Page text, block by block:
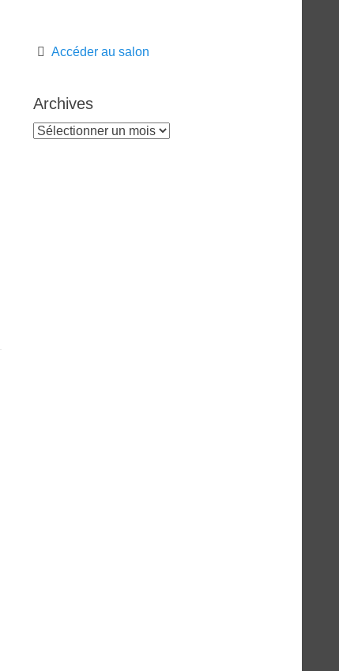
Accéder au salon
Archives
Archives